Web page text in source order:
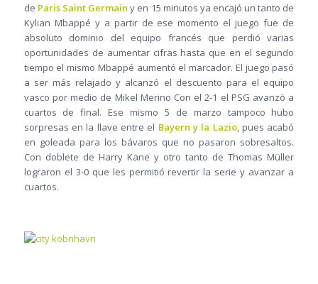
de Paris Saint Germain y en 15 minutos ya encajó un tanto de
Kylian Mbappé y a partir de ese momento el juego fue de
absoluto dominio del equipo francés que perdió varias
oportunidades de aumentar cifras hasta que en el segundo
tiempo el mismo Mbappé aumentó el marcador. El juego pasó
a ser más relajado y alcanzó el descuento para el equipo
vasco por medio de Mikel Merino Con el 2-1 el PSG avanzó a
cuartos de final. Ese mismo 5 de marzo tampoco hubo
sorpresas en la llave entre el Bayern y la Lazio, pues acabó
en goleada para los bávaros que no pasaron sobresaltos.
Con doblete de Harry Kane y otro tanto de Thomas Müller
lograron el 3-0 que les permitió revertir la serie y avanzar a
cuartos.